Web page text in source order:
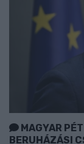
MAGYAR
BERUHÁZÁSI